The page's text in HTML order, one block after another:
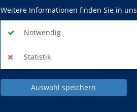
Weitere Informationen finden Sie in
Notwendig
Statistik
Auswahl speichern
16.
9.